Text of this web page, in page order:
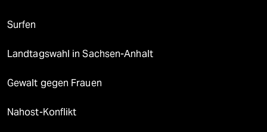
Surfen
Landtagswahl in Sachsen-Anhalt
Gewalt gegen Frauen
Nahost-Konflikt